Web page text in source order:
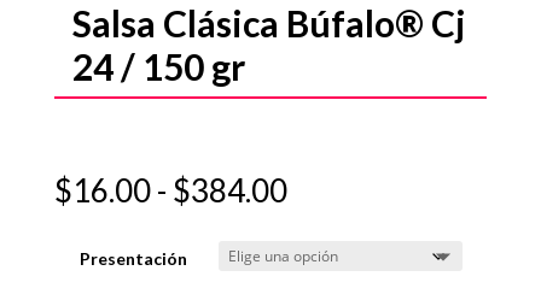
Salsa Clásica Búfalo® Cj
24 / 150 gr
$16.00- $384.00Rango
precios:
desde
Presentación